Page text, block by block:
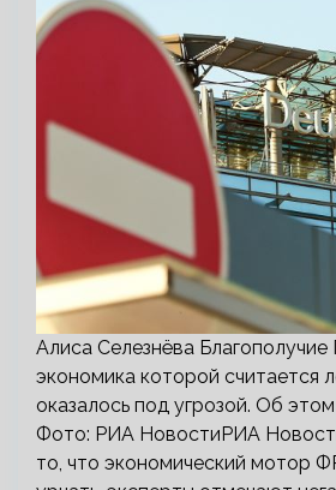
Алиса Селезнёва Благополучие
экономика которой считается
оказалось под угрозой. Об
Фото: РИА НовостиРИА
то, что экономический мотор